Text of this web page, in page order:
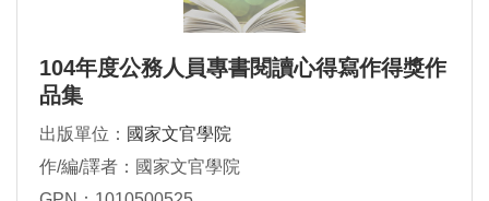
104年度公務人員專書閱讀心得寫作得獎作
品集
出版單位： 國家文官學院
作/編/譯者：國家文官學院